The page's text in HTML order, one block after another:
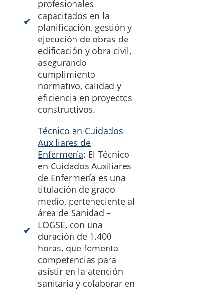
profesionales
capacitados en la
planificación, gestión y
ejecución de obras de
edificación y obra civil,
asegurando
cumplimiento
normativo, calidad y
eficiencia en proyectos
constructivos.
Técnico en Cuidados
Auxiliares de
Enfermería: El Técnico
en Cuidados Auxiliares
de Enfermería es una
titulación de grado
medio, perteneciente al
área de Sanidad –
LOGSE, con una
duración de 1.400
horas, que fomenta
competencias para
asistir en la atención
sanitaria y colaborar en